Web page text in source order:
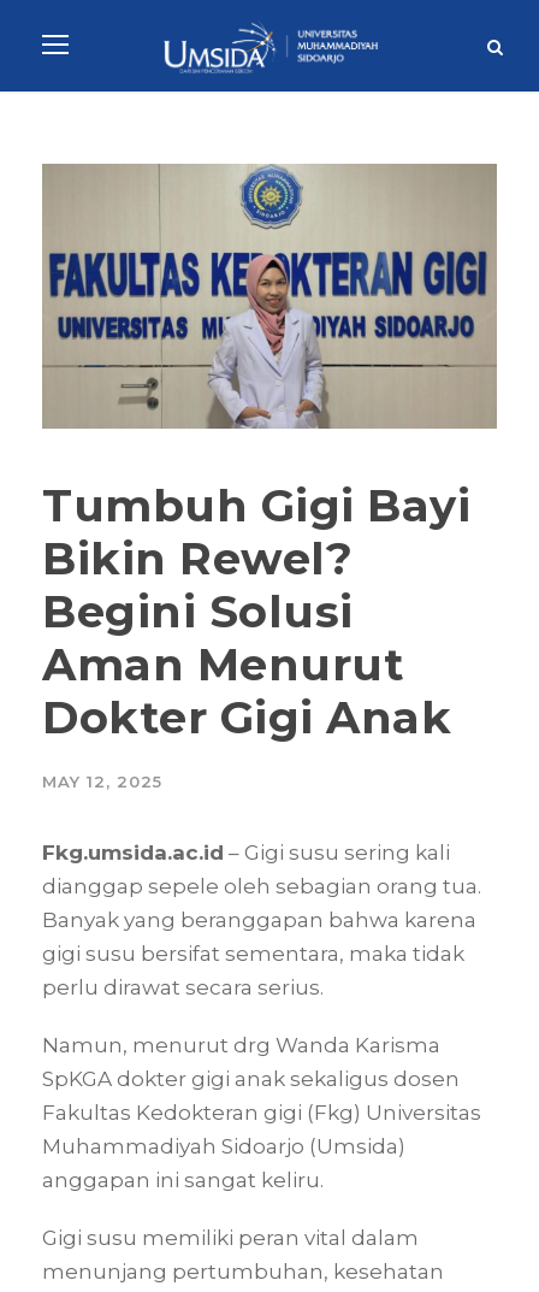
Tumbuh Gigi Bayi
Bikin Rewel?
Begini Solusi
Aman Menurut
Dokter Gigi Anak
MAY 12, 2025
Fkg.umsida.ac.id – Gigi susu sering kali
dianggap sepele oleh sebagian orang tua.
Banyak yang beranggapan bahwa karena
gigi susu bersifat sementara, maka tidak
perlu dirawat secara serius.
Namun, menurut drg Wanda Karisma
SpKGA dokter gigi anak sekaligus dosen
Fakultas Kedokteran gigi (Fkg) Universitas
Muhammadiyah Sidoarjo (Umsida)
anggapan ini sangat keliru.
Gigi susu memiliki peran vital dalam
menunjang pertumbuhan, kesehatan